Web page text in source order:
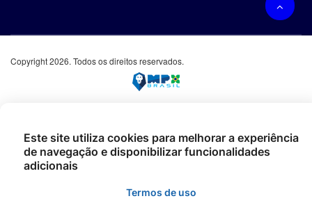
Copyright 2026. Todos os direitos reservados.
Este site utiliza cookies para melhorar a experiência
de navegação e disponibilizar funcionalidades
adicionais
Termos de uso